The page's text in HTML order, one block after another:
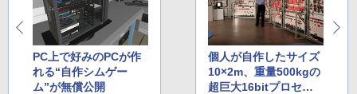
PC上で好みのPCが作
れる“自作シムゲー
ム”が無償公開
個人が自作したサイズ
10×2m、重量500kgの
超巨大16bitプロセッ